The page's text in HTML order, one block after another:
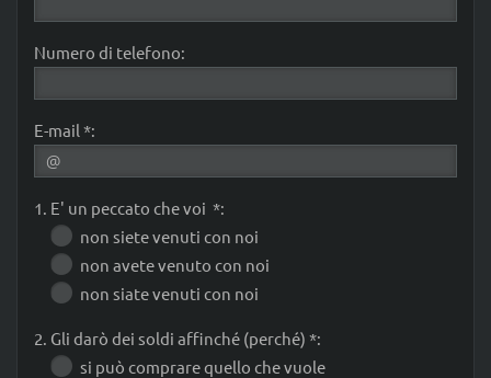
Numero di telefono:
E-mail *:
1. E' un peccato che voi *:
non siete venuti con noi
non avete venuto con noi
non siate venuti con noi
2. Gli darò dei soldi affinché (perché) *:
si può comprare quello che vuole